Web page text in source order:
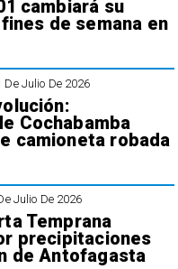
cambiará su
de semana en
De Julio De 2026
Cochabamba
camioneta robada
Julio De 2026
Temprana
precipitaciones
de Antofagasta